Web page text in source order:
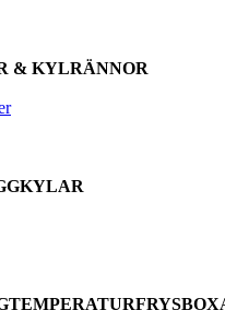
& KYLRÄNNOR